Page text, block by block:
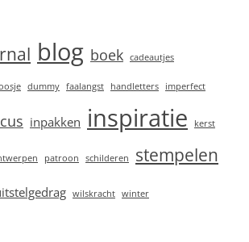
blog boek cadeautjes
dummy faalangst handletters imperfect
inpakken inspiratie kerst
patroon schilderen stempelen
wilskracht winter